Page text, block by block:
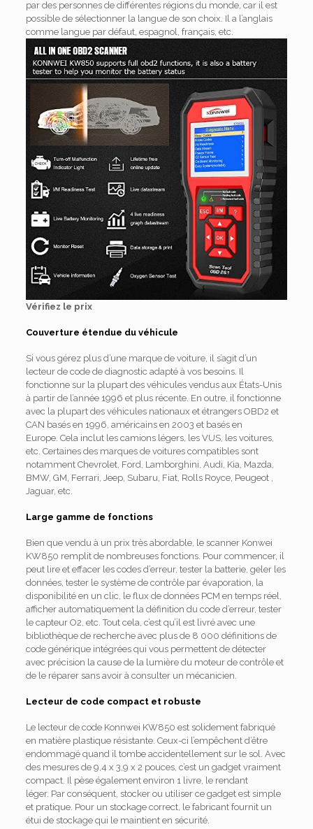
par des personnes de différentes régions du monde, car il est
possible de sélectionner la langue de son choix. Il a l’anglais
comme langue par défaut, espagnol, français, etc.
Vérifiez le prix
Couverture étendue du véhicule
Si vous gérez plus d’une marque de voiture, il s’agit d’un
lecteur de code de diagnostic adapté à vos besoins. Il
fonctionne sur la plupart des véhicules vendus aux États-Unis
à partir de l’année 1996 et plus récente. En outre, il fonctionne
avec la plupart des véhicules nationaux et étrangers OBD2 et
CAN basés en 1996, américains en 2003 et basés en
Europe. Cela inclut les camions légers, les VUS, les voitures,
etc. Certaines des marques de voitures compatibles sont
notamment Chevrolet, Ford, Lamborghini, Audi, Kia, Mazda,
BMW, GM, Ferrari, Jeep, Subaru, Fiat, Rolls Royce, Peugeot ,
Jaguar, etc.
Large gamme de fonctions
Bien que vendu à un prix très abordable, le scanner Konwei
KW850 remplit de nombreuses fonctions. Pour commencer, il
peut lire et effacer les codes d’erreur, tester la batterie, geler les
données, tester le système de contrôle par évaporation, la
disponibilité en un clic, le flux de données PCM en temps réel,
afficher automatiquement la définition du code d’erreur, tester
le capteur O2, etc. Tout cela, c’est qu’il est livré avec une
bibliothèque de recherche avec plus de 8 000 définitions de
code générique intégrées qui vous permettent de détecter
avec précision la cause de la lumière du moteur de contrôle et
de le réparer sans avoir à consulter un mécanicien.
Lecteur de code compact et robuste
Le lecteur de code Konnwei KW850 est solidement fabriqué
en matière plastique résistante. Ceux-ci l’empêchent d’être
endommagé quand il tombe accidentellement sur le sol. Avec
des mesures de 9,4 x 3,9 x 2 pouces, c’est un gadget vraiment
compact. Il pèse également environ 1 livre, le rendant
léger. Par conséquent, stocker ou utiliser ce gadget est simple
et pratique. Pour un stockage correct, le fabricant fournit un
étui de stockage qui le maintient en sécurité.